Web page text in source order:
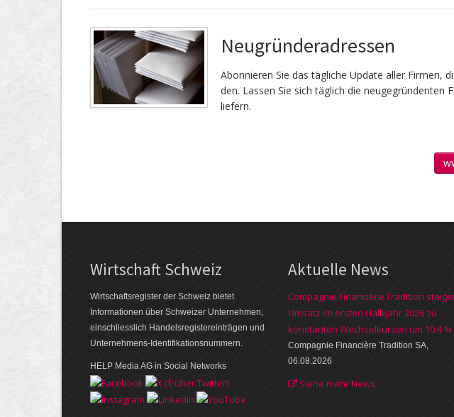
Neugründeradressen
Abonnieren Sie das täg­liche Up­date aller Firmen,
den. Lassen Sie sich täglich die neu­gegründenten
liefern.
Wirtschaft Schweiz
Wirtschaftsregister der Schweiz bietet
Informationen über Schweizer Unternehmen,
einschliesslich Handelsregistereinträgen und
Unternehmens-Identifikationsnummern.
HELP Media AG in Social Networks
Aktuelle News
Compagnie Financière Tradition
Umsatz im ersten Halbjahr 2026 zu
konstanten Wechselkursen um 10,4 %
Compagnie Financière Tradition SA,
06.08.2026
Siehe mehr News